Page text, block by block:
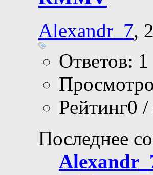
Система
RMMV
Alexandr_7,
Ответов: 1
Рейтинг0 /